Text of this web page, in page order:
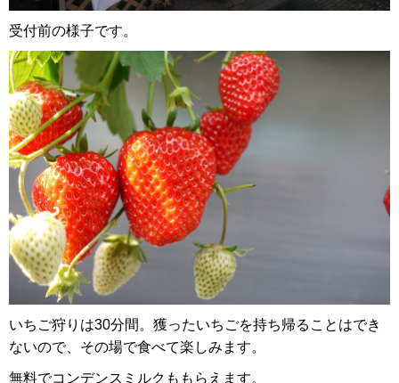
受付前の様子です。
いちご狩りは30分間。獲ったいちごを持ち帰ることはでき
ないので、その場で食べて楽しみます。
無料でコンデンスミルクももらえます。